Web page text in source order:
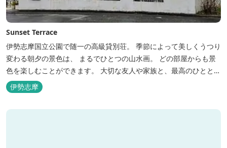
Sunset Terrace
伊勢志摩国立公園で随一の高級貸別荘。 季節によって美しくうつり
変わる朝夕の景色は、 まるでひとつの山水画。 どの部屋からも景
色を楽しむことができます。 大切な友人や家族と、最高のひととき
を。 1日1組限定とさせていただいております。 完全にプライベー
トでご利用いただけます。
伊勢志摩